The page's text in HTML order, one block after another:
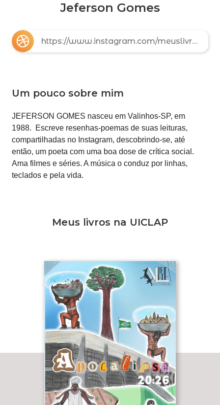
Jeferson Gomes
https://www.instagram.com/meuslivros.minhaleitura/
Um pouco sobre mim
JEFERSON GOMES nasceu em Valinhos-SP, em
1988. Escreve resenhas-poemas de suas leituras,
compartilhadas no Instagram, descobrindo-se, até
então, um poeta com uma boa dose de crítica social.
Ama filmes e séries. A música o conduz por linhas,
teclados e pela vida.
Meus livros na UICLAP